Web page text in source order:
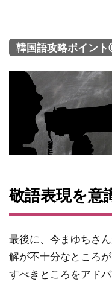
韓国語攻略ポイン
敬語表現を意
最後に、今まゆちさ
解が不十分なところ
すべきところをアド